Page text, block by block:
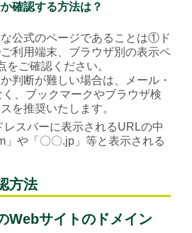
確認する方法は？
公式のページであることは①ド
利用端末、ブラウザ別の表示ペ
をご確認ください。
判断が難しい場合は、メール・
、ブックマークやブラウザ検
を推奨いたします。
レスバーに表示されるURLの中
」や「〇〇.jp」等と表示される
方法
Webサイトのドメイン